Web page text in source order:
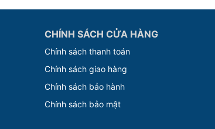
CHÍNH SÁCH CỬA HÀNG
Chính sách thanh toán
Chính sách giao hàng
Chính sách bảo hành
Chính sách bảo mật